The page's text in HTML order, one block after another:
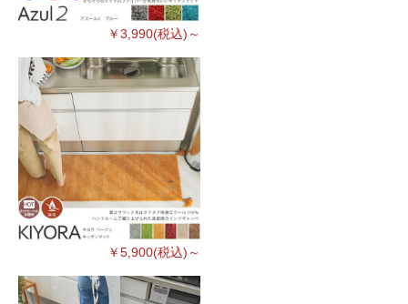
￥3,990(税込)～
￥5,900(税込)～